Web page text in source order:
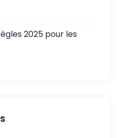
2025 pour les